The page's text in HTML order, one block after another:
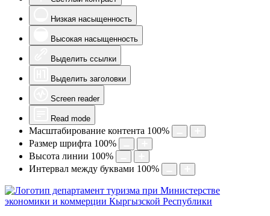
Низкая насыщенность
Высокая насыщенность
Выделить ссылки
Выделить заголовки
Screen reader
Read mode
Масштабирование контента 100%
Размер шрифта 100%
Высота линии 100%
Интервал между буквами 100%